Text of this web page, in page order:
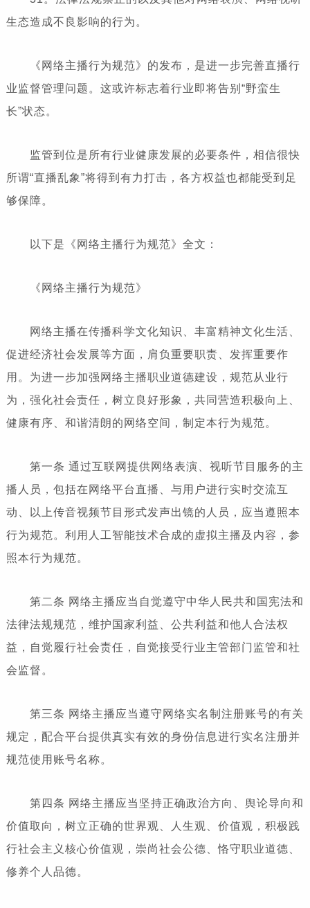
生态造成不良影响的行为。
《网络主播行为规范》的发布，是进一步完善直播行
业监督管理问题。这或许标志着行业即将告别“野蛮生
长”状态。
监管到位是所有行业健康发展的必要条件，相信很快
所谓“直播乱象”将得到有力打击，各方权益也都能受到足
够保障。
以下是《网络主播行为规范》全文：
《网络主播行为规范》
网络主播在传播科学文化知识、丰富精神文化生活、
促进经济社会发展等方面，肩负重要职责、发挥重要作
用。为进一步加强网络主播职业道德建设，规范从业行
为，强化社会责任，树立良好形象，共同营造积极向上、
健康有序、和谐清朗的网络空间，制定本行为规范。
第一条 通过互联网提供网络表演、视听节目服务的主
播人员，包括在网络平台直播、与用户进行实时交流互
动、以上传音视频节目形式发声出镜的人员，应当遵照本
行为规范。利用人工智能技术合成的虚拟主播及内容，参
照本行为规范。
第二条 网络主播应当自觉遵守中华人民共和国宪法和
法律法规规范，维护国家利益、公共利益和他人合法权
益，自觉履行社会责任，自觉接受行业主管部门监管和社
会监督。
第三条 网络主播应当遵守网络实名制注册账号的有关
规定，配合平台提供真实有效的身份信息进行实名注册并
规范使用账号名称。
第四条 网络主播应当坚持正确政治方向、舆论导向和
价值取向，树立正确的世界观、人生观、价值观，积极践
行社会主义核心价值观，崇尚社会公德、恪守职业道德、
修养个人品德。